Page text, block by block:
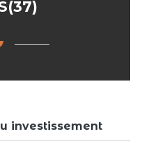
investissement